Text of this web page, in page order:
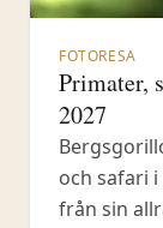
FOTORESA
Primater,
2027
och safari
från sin